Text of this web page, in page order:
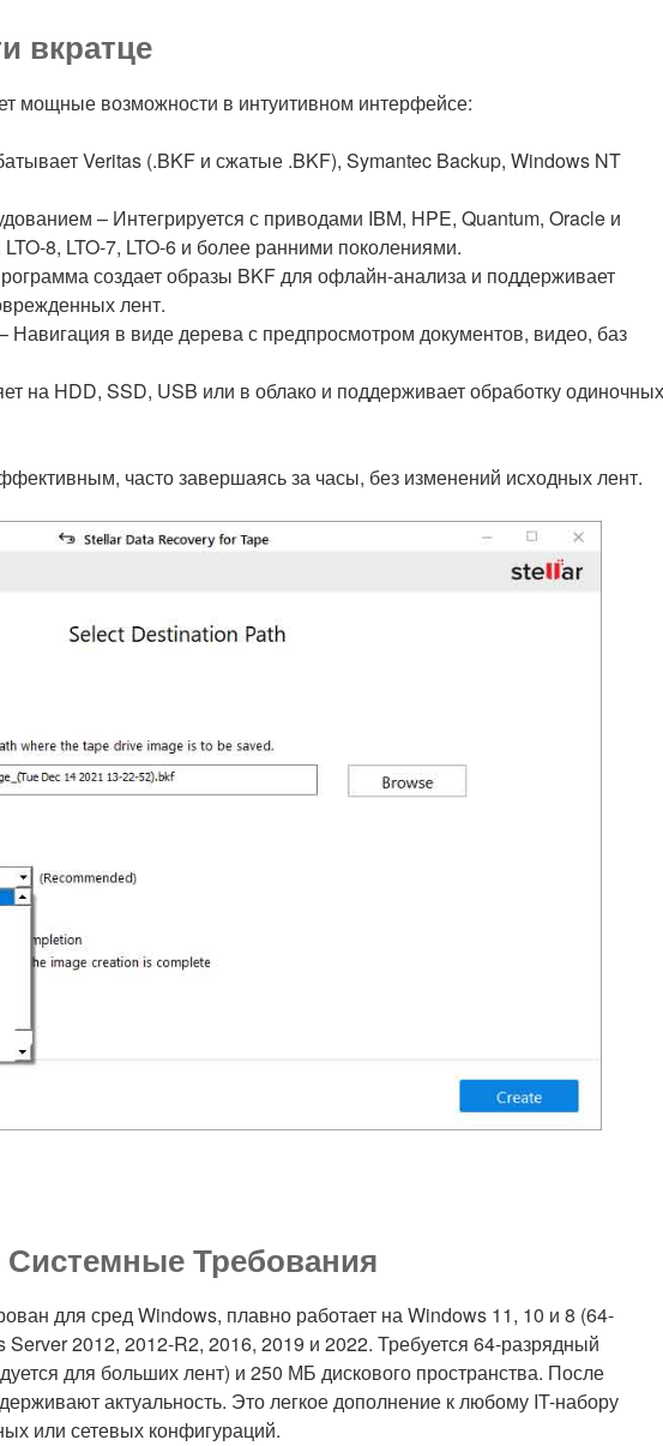
вкратце
мощные возможности в интуитивном интерфейсе:
Veritas (.BKF и сжатые .BKF), Symantec Backup, Windows NT
– Интегрируется с приводами IBM, HPE, Quantum, Oracle и
8, LTO-7, LTO-6 и более ранними поколениями.
создает образы BKF для офлайн-анализа и поддерживает
лент.
в виде дерева с предпросмотром документов, видео, баз
на HDD, SSD, USB или в облако и поддерживает обработку одиночных
часто завершаясь за часы, без изменений исходных лент.
Требования
для сред Windows, плавно работает на Windows 11, 10 и 8 (64-
2012, 2012-R2, 2016, 2019 и 2022. Требуется 64-разрядный
для больших лент) и 250 МБ дискового пространства. После
актуальность. Это легкое дополнение к любому IT-набору
или сетевых конфигураций.